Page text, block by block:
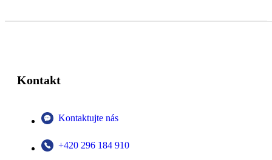
Kontakt
Kontaktujte nás
+420 296 184 910